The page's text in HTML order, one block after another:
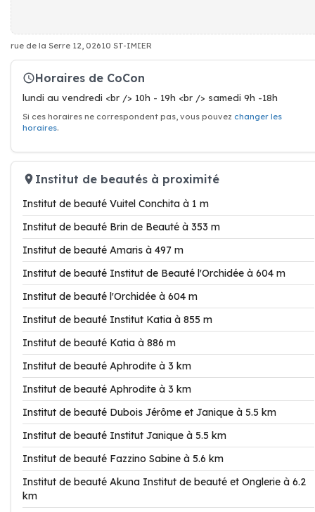
rue de la Serre 12, 02610 ST-IMIER
Horaires de CoCon
lundi au vendredi <br /> 10h - 19h <br /> samedi 9h -18h
Si ces horaires ne correspondent pas, vous pouvez changer les
horaires.
Institut de beautés à proximité
Institut de beauté Vuitel Conchita à 1 m
Institut de beauté Brin de Beauté à 353 m
Institut de beauté Amaris à 497 m
Institut de beauté Institut de Beauté l'Orchidée à 604 m
Institut de beauté l'Orchidée à 604 m
Institut de beauté Institut Katia à 855 m
Institut de beauté Katia à 886 m
Institut de beauté Aphrodite à 3 km
Institut de beauté Aphrodite à 3 km
Institut de beauté Dubois Jérôme et Janique à 5.5 km
Institut de beauté Institut Janique à 5.5 km
Institut de beauté Fazzino Sabine à 5.6 km
Institut de beauté Akuna Institut de beauté et Onglerie à 6.2
km